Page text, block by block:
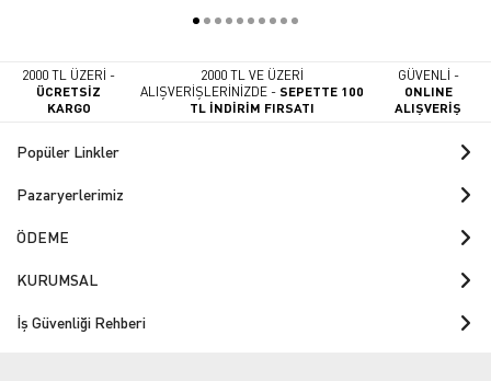
2000 TL ÜZERİ -
ÜCRETSİZ
KARGO
2000 TL VE ÜZERİ
ALIŞVERİŞLERİNİZDE -SEPETTE 100
TL İNDİRİM FIRSATI
GÜVENLİ -
ONLINE
ALIŞVERİŞ
Popüler Linkler
Pazaryerlerimiz
ÖDEME
KURUMSAL
İş Güvenliği Rehberi